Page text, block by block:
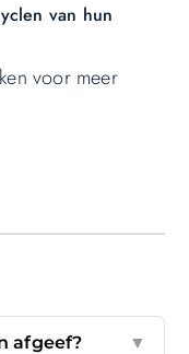
van hun
voor meer
afgeef? ▼